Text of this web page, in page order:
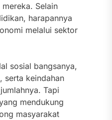
Selain
harapannya
melalui sektor
sosial bangsanya,
serta keindahan
Tapi
mendukung
masyarakat